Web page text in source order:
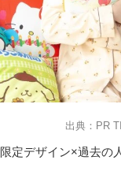
出典：PR
定デザイン×過去の